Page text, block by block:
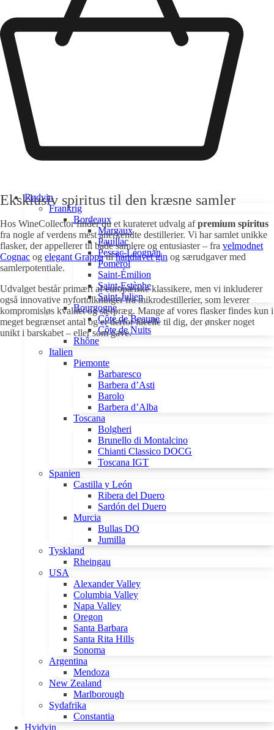
Rødvin
Frankrig
Bordeaux
Margaux
Pauillac
Pessac-Léognan
Pomerol
Saint-Émilion
Saint-Estèphe
Saint-Julien
Bourgogne
Côte de Beaune
Côte de Nuits
Rhône
Italien
Piemonte
Barbaresco
Barbera d’Asti
Barolo
Barbera d’Alba
Toscana
Bolgheri
Brunello di Montalcino
Chianti Classico DOCG
Toscana IGT
Spanien
Castilla y León
Ribera del Duero
Sardón del Duero
Murcia
Bullas DO
Jumilla
Tyskland
Rheingau
USA
Alexander Valley
Columbia Valley
Napa Valley
Oregon
Santa Barbara
Santa Rita Hills
Sonoma
Argentina
Mendoza
New Zealand
Marlborough
Sydafrika
Constantia
Hvidvin
Eksklusiv spiritus til den kræsne samler
Hos WineCollector finder du et kurateret udvalg afpremium spiritus
fra nogle af verdens mest anerkendte destillerier. Vi har samlet unikke
flasker, der appellerer til både samlere og entusiaster – fra velmodnet
Cognac og elegant Grappatilhåndlavet gin og særudgaver med
samlerpotentiale.
Udvalget består primært af europæiske klassikere, men vi inkluderer
også innovative nyfortolkninger fra mikrodestillerier, som leverer
kompromisløs kvalitet og særpræg. Mange af vores flasker findes kun i
meget begrænset antal og er derfor ideelle til dig, der ønsker noget
unikt i barskabet – eller som gave.